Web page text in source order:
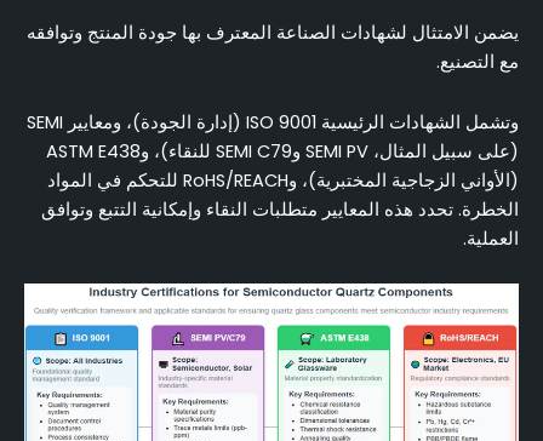
يضمن الامتثال لشهادات الصناعة المعترف بها جودة المنتج وتوافقه
مع التصنيع.
وتشمل الشهادات الرئيسية ISO 9001 (إدارة الجودة)، ومعايير SEMI
(على سبيل المثال، SEMI PV وSEMI C79 للنقاء)، وASTM E438
(الأواني الزجاجية المختبرية)، وRoHS/REACH للتحكم في المواد
الخطرة. تحدد هذه المعايير متطلبات النقاء وإمكانية التتبع وتوافق
العملية.